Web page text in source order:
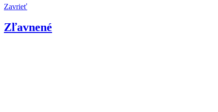
Zavrieť
Zľavnené